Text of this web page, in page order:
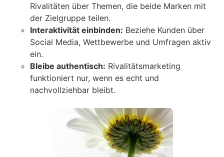
Rivalitäten über Themen, die beide Marken mit
der Zielgruppe teilen.
Interaktivität einbinden: Beziehe Kunden über
Social Media, Wettbewerbe und Umfragen aktiv
ein.
Bleibe authentisch: Rivalitätsmarketing
funktioniert nur, wenn es echt und
nachvollziehbar bleibt.